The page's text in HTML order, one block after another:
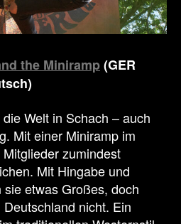
the Miniramp(GER
Welt in Schach – auch
Mit einer Miniramp im
zumindest
Mit Hingabe und
etwas Großes, doch
nicht. Ein